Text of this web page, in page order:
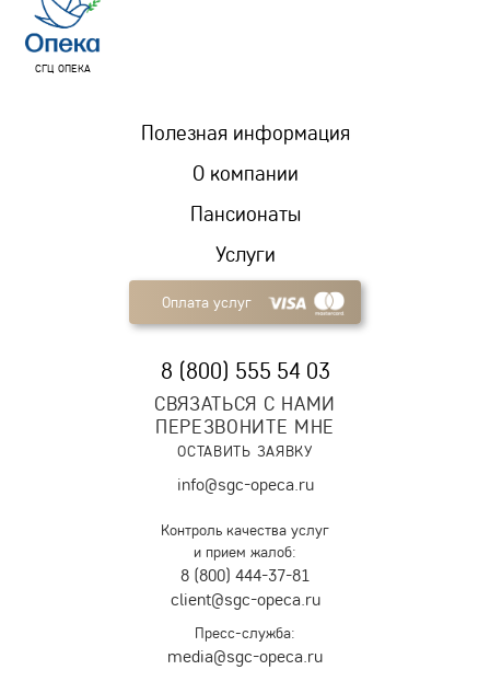
СГЦ ОПЕКА
Пансионаты
Услуги
Полезная информация
О компании
Оплата услуг
8 (800) 555 54 03
СВЯЗАТЬСЯ С НАМИ
ПЕРЕЗВОНИТЕ МНЕ
ОСТАВИТЬ ЗАЯВКУ
info@sgc-opeca.ru
Контроль качества услуг
и прием жалоб:
8 (800) 444-37-81
client@sgc-opeca.ru
Пресс-служба:
media@sgc-opeca.ru